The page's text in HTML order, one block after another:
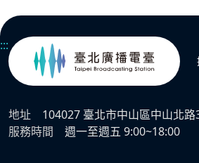
:::
地址 104027 臺北市中山區中山北
服務時間
週一至週五 9:00~18:00